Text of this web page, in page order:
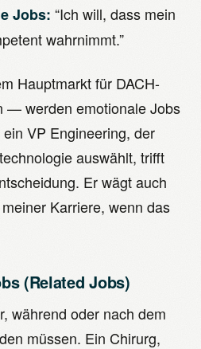
Jobs: “Ich will, dass mein
wahrnimmt.”
Hauptmarkt für DACH-
— werden emotionale Jobs
VP Engineering, der
auswählt, trifft
Er wägt auch
Karriere, wenn das
(Related Jobs)
während oder nach dem
müssen. Ein Chirurg,